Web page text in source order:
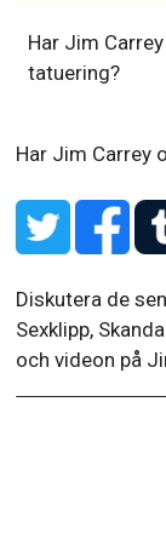
Har Jim Carrey
tatuering?
Har Jim Carrey
Diskutera de
Sexklipp,
och videon på